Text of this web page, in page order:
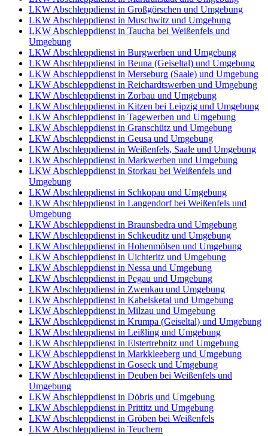
LKW Abschleppdienst in Großgörschen und Umgebung
LKW Abschleppdienst in Muschwitz und Umgebung
LKW Abschleppdienst in Taucha bei Weißenfels und
Umgebung
LKW Abschleppdienst in Burgwerben und Umgebung
LKW Abschleppdienst in Beuna (Geiseltal) und Umgebung
LKW Abschleppdienst in Merseburg (Saale) und Umgebung
LKW Abschleppdienst in Reichardtswerben und Umgebung
LKW Abschleppdienst in Zorbau und Umgebung
LKW Abschleppdienst in Kitzen bei Leipzig und Umgebung
LKW Abschleppdienst in Tagewerben und Umgebung
LKW Abschleppdienst in Granschütz und Umgebung
LKW Abschleppdienst in Geusa und Umgebung
LKW Abschleppdienst in Weißenfels, Saale und Umgebung
LKW Abschleppdienst in Markwerben und Umgebung
LKW Abschleppdienst in Storkau bei Weißenfels und
Umgebung
LKW Abschleppdienst in Schkopau und Umgebung
LKW Abschleppdienst in Langendorf bei Weißenfels und
Umgebung
LKW Abschleppdienst in Braunsbedra und Umgebung
LKW Abschleppdienst in Schkeuditz und Umgebung
LKW Abschleppdienst in Hohenmölsen und Umgebung
LKW Abschleppdienst in Uichteritz und Umgebung
LKW Abschleppdienst in Nessa und Umgebung
LKW Abschleppdienst in Pegau und Umgebung
LKW Abschleppdienst in Zwenkau und Umgebung
LKW Abschleppdienst in Kabelsketal und Umgebung
LKW Abschleppdienst in Milzau und Umgebung
LKW Abschleppdienst in Krumpa (Geiseltal) und Umgebung
LKW Abschleppdienst in Leißling und Umgebung
LKW Abschleppdienst in Elstertrebnitz und Umgebung
LKW Abschleppdienst in Markkleeberg und Umgebung
LKW Abschleppdienst in Goseck und Umgebung
LKW Abschleppdienst in Deuben bei Weißenfels und
Umgebung
LKW Abschleppdienst in Döbris und Umgebung
LKW Abschleppdienst in Prittitz und Umgebung
LKW Abschleppdienst in Gröben bei Weißenfels
LKW Abschleppdienst in Teuchern